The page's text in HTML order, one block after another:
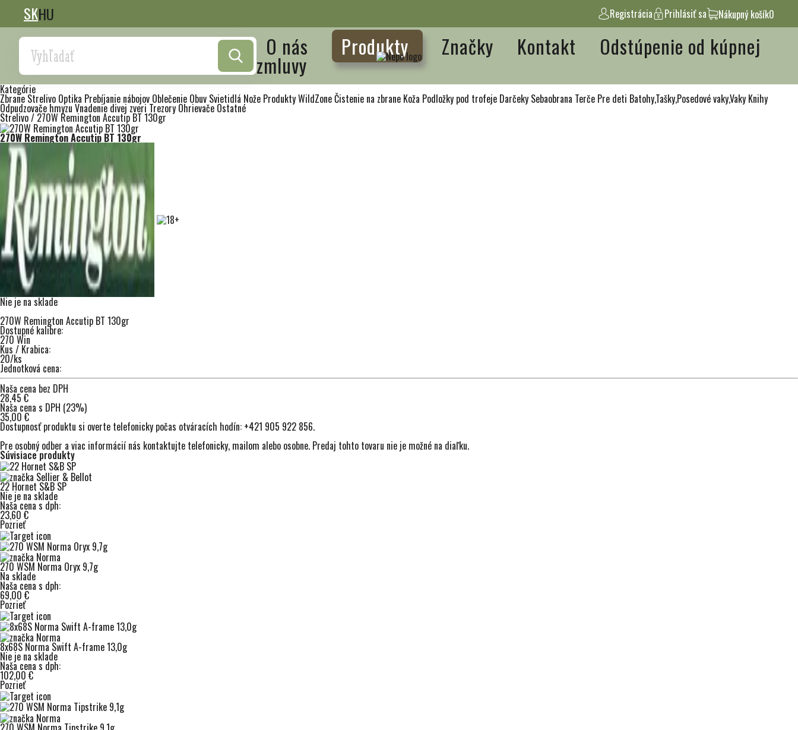
SKHU Registrácia Prihlásiť sa Nákupný košík0
Search O nás Produkty Značky Kontakt Odstúpenie od kúpnej
zmluvy
Kategórie
Zbrane Strelivo Optika Prebíjanie nábojov Oblečenie Obuv Svietidlá Nože Produkty WildZoneČistenie na zbrane Koža Podložky pod trofeje Darčeky Sebaobrana Terče Pre deti Batohy,Tašky,Posedové vaky,Vaky Knihy
Odpudzovače hmyzu Vnadenie divej zveri Trezory Ohrievače Ostatné
Strelivo/ 270W Remington Accutip BT 130gr
270W Remington Accutip BT 130gr
Nie je na sklade
270W Remington Accutip BT 130gr
Dostupné kalibre:
270 Win
Kus / Krabica:
20/ks
Jednotková cena:
Naša cena bez DPH
28,45 €
Naša cena s DPH (23%)
35,00 €
Dostupnosť produktu si overte telefonicky počas otváracích hodín: +421 905 922 856.
Pre osobný odber a viac informácií nás kontaktujte telefonicky, mailom alebo osobne. Predaj tohto tovaru nie je možné na diaľku.
Súvisiace produkty
22 Hornet S&B SP
Nie je na sklade
Naša cena s dph:
23,60 €
Pozrieť
270 WSM Norma Oryx 9,7g
Na sklade
Naša cena s dph:
69,00 €
Pozrieť
8x68S Norma Swift A-frame 13,0g
Nie je na sklade
Naša cena s dph:
102,00 €
Pozrieť